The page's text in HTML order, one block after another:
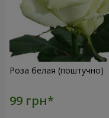
Роза белая (поштучно)